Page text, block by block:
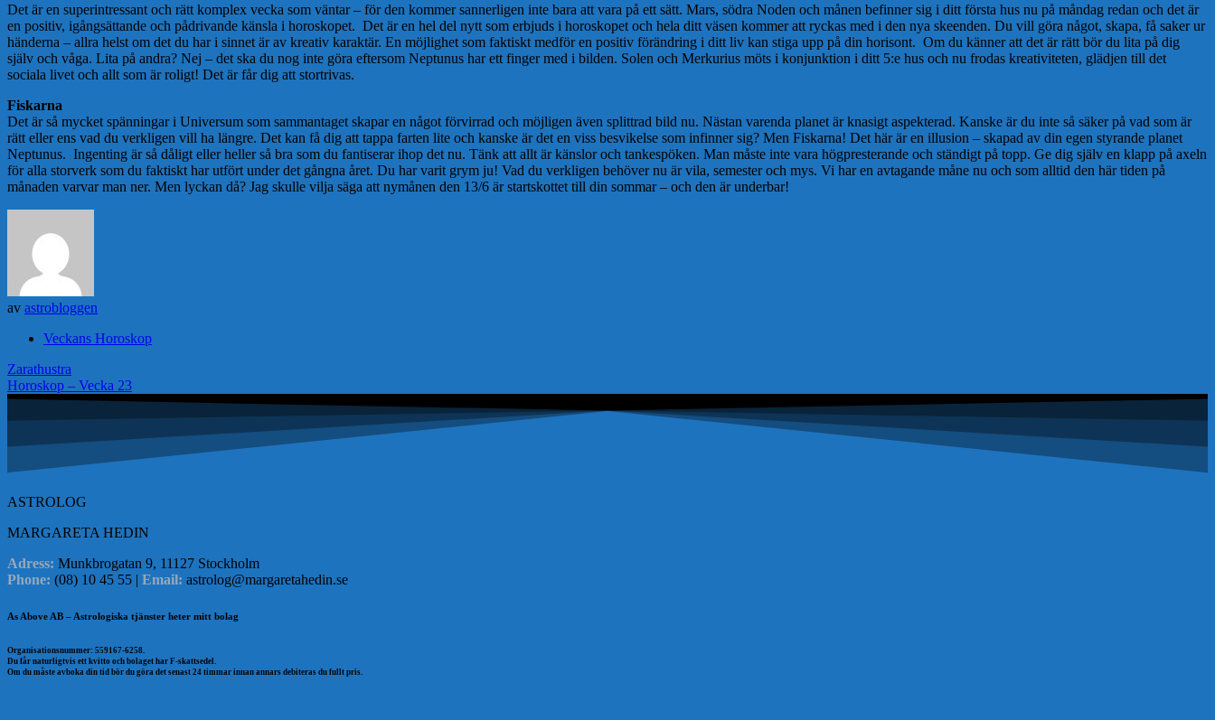
Det är en superintressant och rätt komplex vecka som väntar – för den kommer sannerligen inte bara att vara på ett sätt. Mars, södra Noden och månen befinner sig i ditt första hus nu på måndag redan och det är
en positiv, igångsättande och pådrivande känsla i horoskopet. Det är en hel del nytt som erbjuds i horoskopet och hela ditt väsen kommer att ryckas med i den nya skeenden. Du vill göra något, skapa, få saker ur
händerna – allra helst om det du har i sinnet är av kreativ karaktär. En möjlighet som faktiskt medför en positiv förändring i ditt liv kan stiga upp på din horisont. Om du känner att det är rätt bör du lita på dig
själv och våga. Lita på andra? Nej – det ska du nog inte göra eftersom Neptunus har ett finger med i bilden. Solen och Merkurius möts i konjunktion i ditt 5:e hus och nu frodas kreativiteten, glädjen till det
sociala livet och allt som är roligt! Det är får dig att stortrivas.
Fiskarna
Det är så mycket spänningar i Universum som sammantaget skapar en något förvirrad och möjligen även splittrad bild nu. Nästan varenda planet är knasigt aspekterad. Kanske är du inte så säker på vad som är
rätt eller ens vad du verkligen vill ha längre. Det kan få dig att tappa farten lite och kanske är det en viss besvikelse som infinner sig? Men Fiskarna! Det här är en illusion – skapad av din egen styrande planet
Neptunus. Ingenting är så dåligt eller heller så bra som du fantiserar ihop det nu. Tänk att allt är känslor och tankespöken. Man måste inte vara högpresterande och ständigt på topp. Ge dig själv en klapp på axeln
för alla storverk som du faktiskt har utfört under det gångna året. Du har varit grym ju! Vad du verkligen behöver nu är vila, semester och mys. Vi har en avtagande måne nu och som alltid den här tiden på
månaden varvar man ner. Men lyckan då? Jag skulle vilja säga att nymånen den 13/6 är startskottet till din sommar – och den är underbar!
av astrobloggen
Veckans Horoskop
Inläggsnavigering
Zarathustra
Horoskop – Vecka 23
ASTROLOG
MARGARETA HEDIN
Adress: Munkbrogatan 9, 11127 Stockholm
Phone: (08) 10 45 55 | Email: astrolog@margaretahedin.se
As Above AB – Astrologiska tjänster heter mitt bolag
Organisationsnummer: 559167-6258.
Du får naturligtvis ett kvitto och bolaget har F-skattsedel.
Om du måste avboka din tid bör du göra det senast 24 timmar innan annars debiteras du fullt pris.